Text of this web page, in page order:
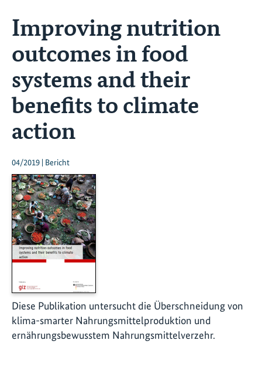
Improving nutrition
outcomes in food
systems and their
benefits to climate
action
04/2019 | Bericht
Diese Publikation untersucht die Überschneidung von
klima-smarter Nahrungsmittelproduktion und
ernährungsbewusstem Nahrungsmittelverzehr.